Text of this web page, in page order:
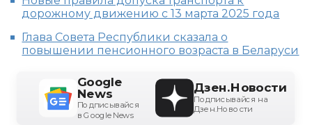
дорожному движению с 13 марта 2025 года
Глава Совета Республики сказала о
повышении пенсионного возраста в Беларуси
Google
News
Подписывайся
в Google News
Дзен.Новости
Подписывайся на
Дзен.Новости